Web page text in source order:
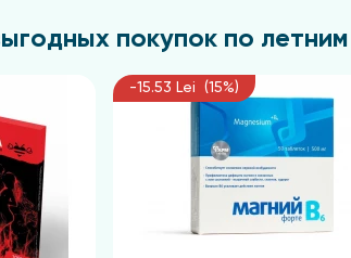
покупок по
-15.53 Lei (15%)